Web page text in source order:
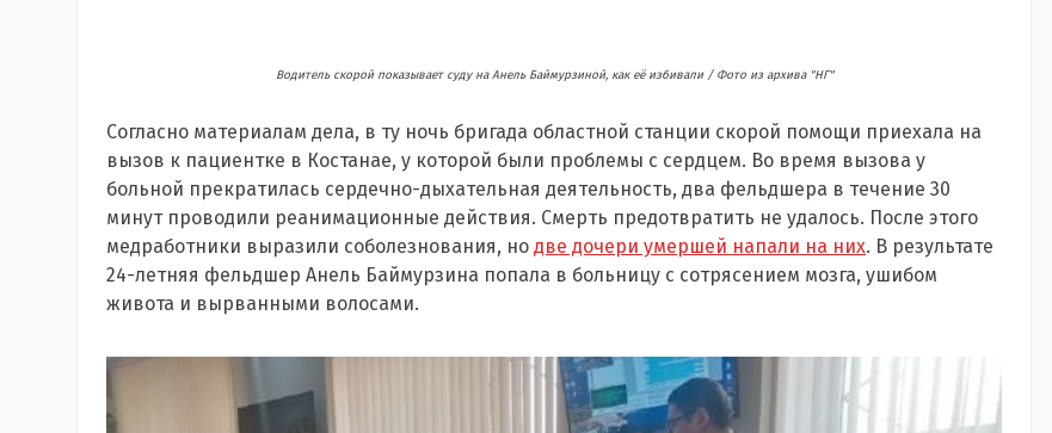
Водитель скорой показывает суду на Анель Баймурзиной, как её избивали / Фото из архива "НГ"
Согласно материалам дела, в ту ночь бригада областной станции скорой помощи приехала на
вызов к пациентке в Костанае, у которой были проблемы с сердцем. Во время вызова у
больной прекратилась сердечно-дыхательная деятельность, два фельдшера в течение 30
минут проводили реанимационные действия. Смерть предотвратить не удалось. После этого
медработники выразили соболезнования, но две дочери умершей напали на них. В результате
24-летняя фельдшер Анель Баймурзина попала в больницу с сотрясением мозга, ушибом
живота и вырванными волосами.